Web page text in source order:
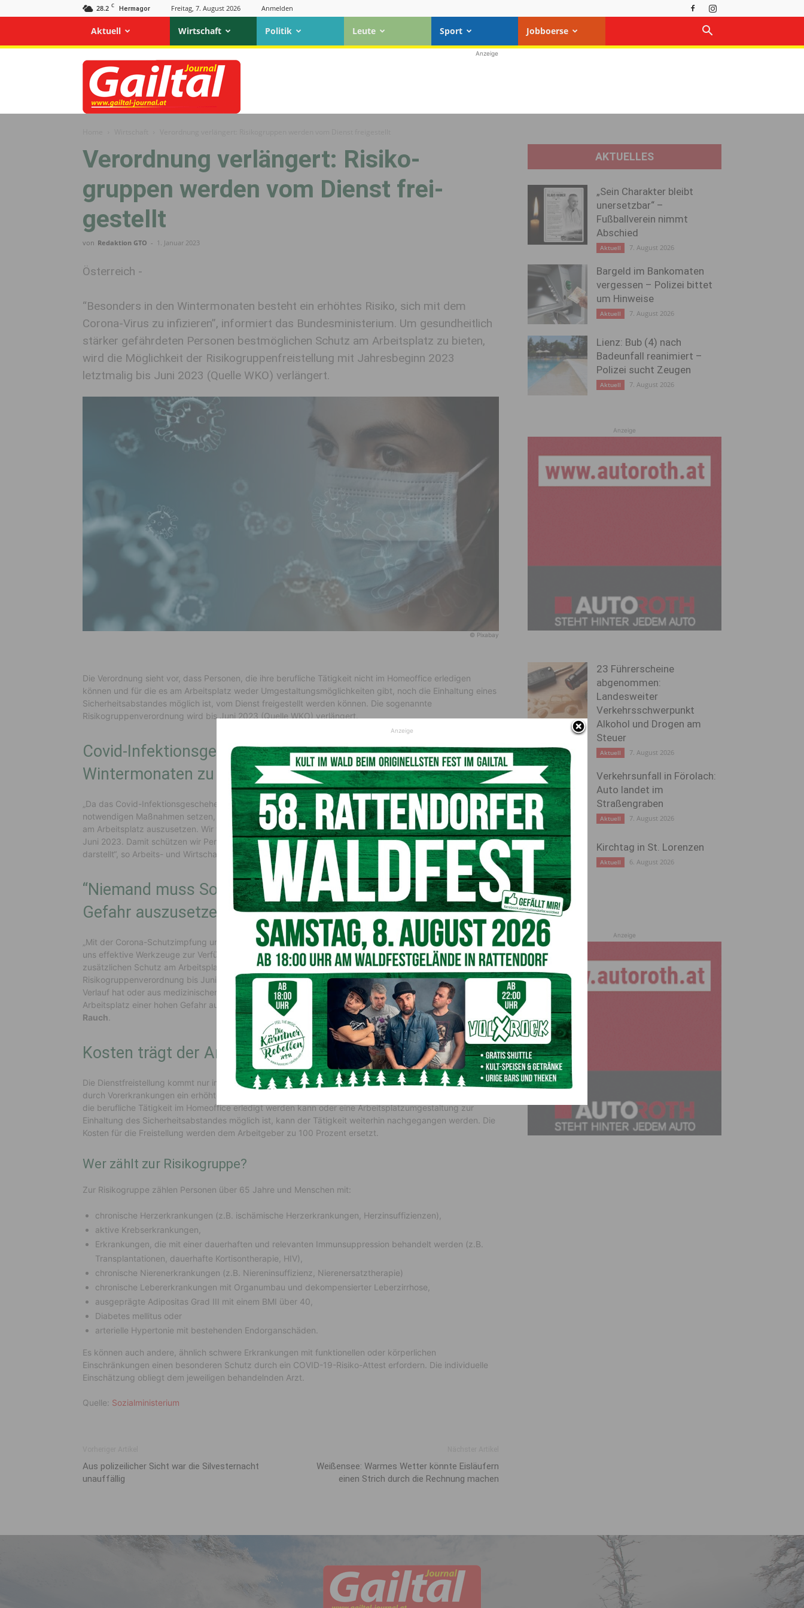
28.2 C Hermagor Freitag, 7. August 2026 Anmelden
Aktuell Wirtschaft Politik Leute Sport Jobboerse
Gailtal
Journal
Anzeige
Ver­ordnung ver­längert: Risiko­
gruppen werden vom Dienst frei­
gestellt
von Redaktion GTO - 1. Januar 2023
Österreich -
“Besonders in den Wintermonaten besteht ein erhöhtes Risiko, sich mit dem
Corona-Virus zu infizieren”, informiert das Bundesministerium. Um gesundheitlich
stärker gefährdeten Personen bestmöglichen Schutz am Arbeitsplatz zu bieten,
wird die Möglichkeit der Risikogruppenfreistellung mit Jahresbeginn 2023
letztmalig bis Juni 2023 (Quelle WKO) verlängert.
© Pixabay
Die Verordnung sieht vor, dass Personen, die ihre berufliche Tätigkeit nicht im Homeoffice erledigen
können und für die es am Arbeitsplatz weder Umgestaltungsmöglichkeiten gibt, noch die Einhaltung eines
Sicherheitsabstandes möglich ist, vom Dienst freigestellt werden können. Die sogenannte
Risikogruppenverordnung wird bis Juni 2023 (Quelle WKO) verlängert.
Covid-Infektionsgeschehen nimmt besonders in
Wintermonaten zu
„Da das Covid-Infektionsgeschehen besonders in den Wintermonaten zunimmt, wollen wir die
notwendigen Maßnahmen setzen, um besonders vulnerable Gruppen keinem erhöhtem Gesundheitsrisiko
am Arbeitsplatz auszusetzen. Wir verlängern daher die Risikogruppenfreistellung noch ein letztes Mal bis
Juni 2023. Damit schützen wir Personen, für die eine Infektion mit dem Corona-Virus ein erhöhtes Risiko
darstellt“, so Arbeits- und Wirtschaftsminister Martin Kocher.
“Niemand muss Sorge haben, sich am Arbeitsplatz einer
Gefahr auszusetzen”
„Mit der Corona-Schutzimpfung und den niederschwellig verfügbaren COVID-19-Medikamenten stehen
uns effektive Werkzeuge zur Verfügung, um sich selbst, aber auch seine Mitmenschen zu schützen. Einen
zusätzlichen Schutz am Arbeitsplatz gewährleisten wir mit der Verlängerung der
Risikogruppenverordnung bis Juni 2023. Niemand, der ein erhöhtes Risiko für einen schweren COVID-19-
Verlauf hat oder aus medizinischen Gründen nicht geimpft werden kann, muss die Sorge haben, sich am
Arbeitsplatz einer hohen Gefahr aussetzen zu müssen“, so Gesundheits- und SozialministerJohannes
Rauch
Kosten trägt der Arbeitgeber
Die Dienstfreistellung kommt nur im äußersten Fall zur Anwendung und dient als Schutz für Personen, die
durch Vorerkrankungen ein erhöhtes Risiko durch eine Covid-19-Erkrankung fürchten müssen. Dort, wo
die berufliche Tätigkeit im Homeoffice erledigt werden kann oder eine Arbeitsplatzumgestaltung zur
Einhaltung des Sicherheitsabstandes möglich ist, kann der Tätigkeit weiterhin nachgegangen werden. Die
Kosten für die Freistellung werden dem Arbeitgeber zu 100 Prozent ersetzt.
Wer zählt zur Risikogruppe?
Zur Risikogruppe zählen Personen über 65 Jahre und Menschen mit:
chronische Herzerkrankungen (z.B. ischämische Herzerkrankungen, Herzinsuffizienzen),
aktive Krebserkrankungen,
Erkrankungen, die mit einer dauerhaften und relevanten Immunsuppression behandelt werden (z.B.
Transplantationen, dauerhafte Kortisontherapie, HIV),
chronische Nierenerkrankungen (z.B. Niereninsuffizienz, Nierenersatztherapie)
chronische Lebererkrankungen mit Organumbau und dekompensierter Leberzirrhose,
ausgeprägte Adipositas Grad III mit einem BMI über 40,
Diabetes mellitus oder
arterielle Hypertonie mit bestehenden Endorganschäden.
Es können auch andere, ähnlich schwere Erkrankungen mit funktionellen oder körperlichen
Einschränkungen einen besonderen Schutz durch ein COVID-19-Risiko-Attest erfordern. Die individuelle
Einschätzung obliegt dem jeweiligen behandelnden Arzt.
Quelle: Sozialministerium
Aus polizeilicher Sicht war die Silvesternacht
unauffällig
Weißensee: Warmes Wetter könnte Eisläufern
einen Strich durch die Rechnung machen
AKTUELLES
„Sein Charakter bleibt
unersetzbar“ –
Fußballverein nimmt
Abschied
Aktuell 7. August 2026
Bargeld im Bankomaten
vergessen – Polizei bittet
um Hinweise
Aktuell 7. August 2026
Lienz: Bub (4) nach
Badeunfall reanimiert –
Polizei sucht Zeugen
Aktuell 7. August 2026
Anzeige
23 Führerscheine
abgenommen:
Landesweiter
Verkehrsschwerpunkt
Alkohol und Drogen am
Steuer
Aktuell 7. August 2026
Verkehrsunfall in Förolach:
Auto landet im
Straßengraben
Aktuell 7. August 2026
Kirchtag in St. Lorenzen
Aktuell 6. August 2026
Anzeige
Anzeige